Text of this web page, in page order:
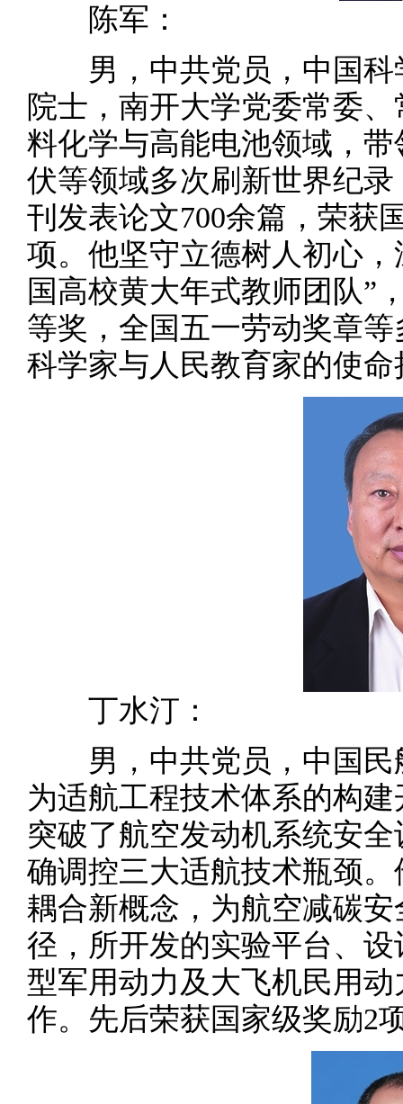
陈军：
男，中共党员，中国科
院士，南开大学党委常委
料化学与高能电池领域，
伏等领域多次刷新世界纪
刊发表论文700余篇，荣获
项。他坚守立德树人初心
国高校黄大年式教师团队”
等奖，全国五一劳动奖章
科学家与人民教育家的使命
丁水汀：
男，中共党员，中国民
为适航工程技术体系的构
突破了航空发动机系统安
确调控三大适航技术瓶颈
耦合新概念，为航空减碳
径，所开发的实验平台、
型军用动力及大飞机民用
作。先后荣获国家级奖励2